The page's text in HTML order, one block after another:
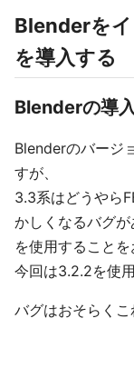
Blenderを
を導入する
Blenderの導
Blenderのバージ
すが、
3.3系はどうやら
かしくなるバグ
を使用することを
今回は3.2.2を使用
バグはおそらくこ